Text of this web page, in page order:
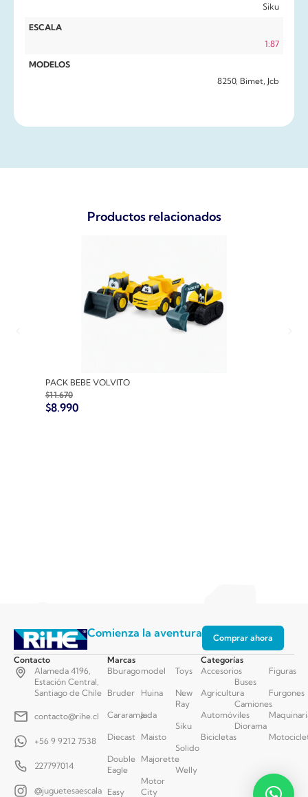
Siku
ESCALA
1:87
MODELOS
8250, Bimet, Jcb
Productos relacionados
PACK BEBE VOLVITO
$11.670
$8.990
Comienza la aventura Comprar ahora
Contacto
Alameda 4196,
Estación Central,
Santiago de Chile
contacto@rihe.cl
+56 9 9212 7538
227797014
@juguetesaescala
Marcas
Bburago
Bruder
Cararama
Diecast
Double
Eagle
Easy
model
Huina
Jada
Maisto
Majorette
Motor
City
Toys
New
Ray
Siku
Solido
Welly
Categorías
Accesorios
Agricultura
Automóviles
Bicicletas
Buses
Camiones
Diorama
Figuras
Furgones